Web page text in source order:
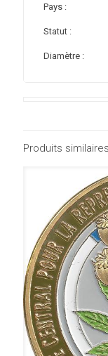
Pays :
Statut :
Diamètre :
Produits similaires